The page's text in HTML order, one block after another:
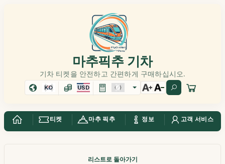
마추픽추 기차
기차 티켓을 안전하고 간편하게 구매하십시오.
KO USD
티켓 마추 픽추 정보 고객 서비스
리스트로 돌아가기